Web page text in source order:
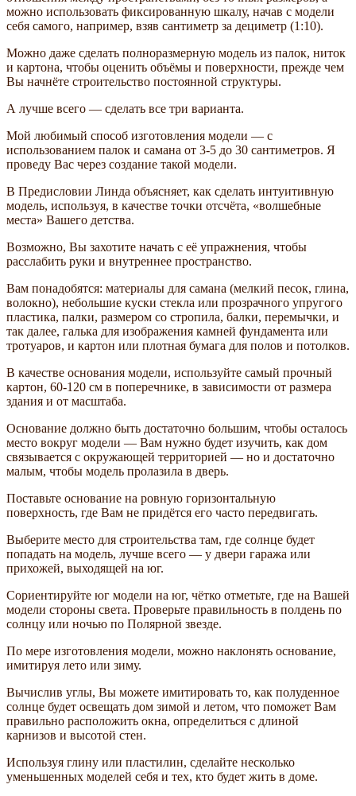
можно использовать фиксированную шкалу, начав с модели
себя самого, например, взяв сантиметр за дециметр (1:10).
Можно даже сделать полноразмерную модель из палок, ниток
и картона, чтобы оценить объёмы и поверхности, прежде чем
Вы начнёте строительство постоянной структуры.
А лучше всего — сделать все три варианта.
Мой любимый способ изготовления модели — с
использованием палок и самана от 3-5 до 30 сантиметров. Я
проведу Вас через создание такой модели.
В Предисловии Линда объясняет, как сделать интуитивную
модель, используя, в качестве точки отсчёта, «волшебные
места» Вашего детства.
Возможно, Вы захотите начать с её упражнения, чтобы
расслабить руки и внутреннее пространство.
Вам понадобятся: материалы для самана (мелкий песок, глина,
волокно), небольшие куски стекла или прозрачного упругого
пластика, палки, размером со стропила, балки, перемычки, и
так далее, галька для изображения камней фундамента или
тротуаров, и картон или плотная бумага для полов и потолков.
В качестве основания модели, используйте самый прочный
картон, 60-120 см в поперечнике, в зависимости от размера
здания и от масштаба.
Основание должно быть достаточно большим, чтобы осталось
место вокруг модели — Вам нужно будет изучить, как дом
связывается с окружающей территорией — но и достаточно
малым, чтобы модель пролазила в дверь.
Поставьте основание на ровную горизонтальную
поверхность, где Вам не придётся его часто передвигать.
Выберите место для строительства там, где солнце будет
попадать на модель, лучше всего — у двери гаража или
прихожей, выходящей на юг.
Сориентируйте юг модели на юг, чётко отметьте, где на Вашей
модели стороны света. Проверьте правильность в полдень по
солнцу или ночью по Полярной звезде.
По мере изготовления модели, можно наклонять основание,
имитируя лето или зиму.
Вычислив углы, Вы можете имитировать то, как полуденное
солнце будет освещать дом зимой и летом, что поможет Вам
правильно расположить окна, определиться с длиной
карнизов и высотой стен.
Используя глину или пластилин, сделайте несколько
уменьшенных моделей себя и тех, кто будет жить в доме.